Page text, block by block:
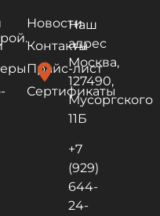
Новости
Контакты
Прайс-лист
Сертификаты
location_on
Наш
адрес
Москва,
127490,
Мусоргского
11Б
+7
(929)
644-
24-